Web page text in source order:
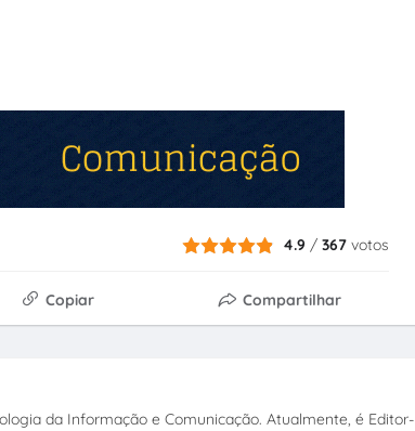
4.9 /367 votos
Copiar Compartilhar
da Informação e Comunicação. Atualmente, é Editor-